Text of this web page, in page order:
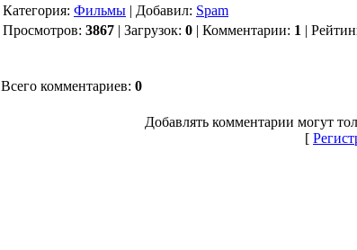
Категория: Фильмы | Добавил: Spam
Просмотров: 3867 | Загрузок: 0 | Комментарии: 1 |
Всего комментариев: 0
Добавлять комментарии могут
[